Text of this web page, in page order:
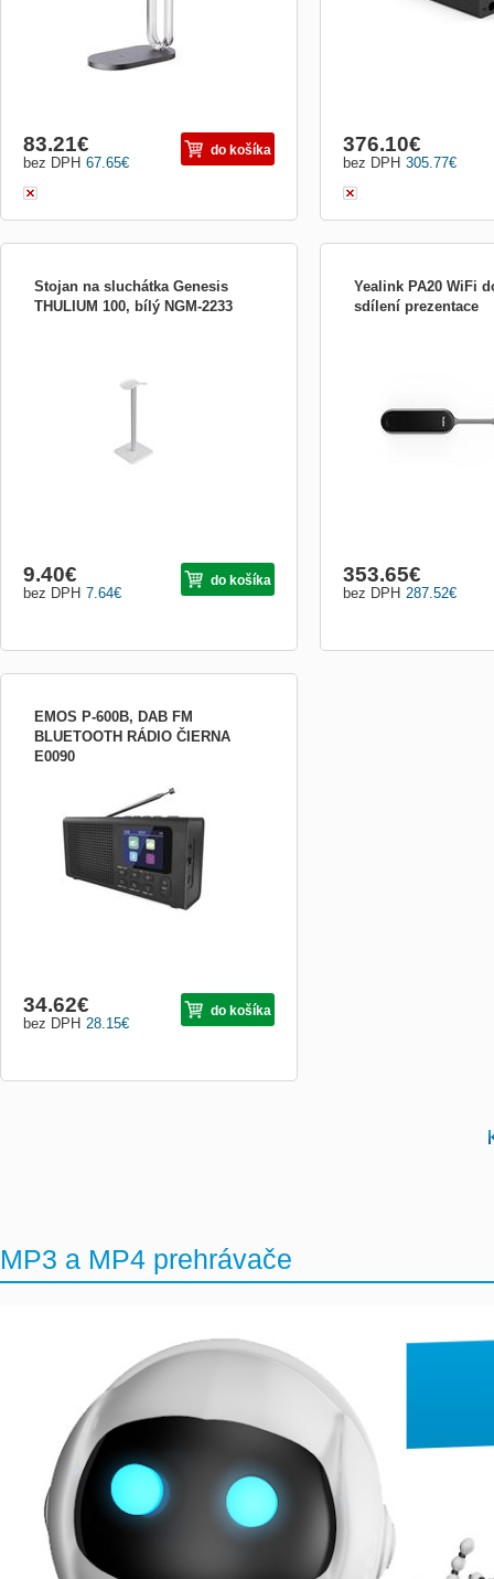
67.65€
bez DPH
83.21€ do košíka
305.77€
bez DPH
376.10€
Stojan na sluchátka Genesis
THULIUM 100, bílý NGM-2233
snadno začlenit do jakéhokoli stojanu.
7.64€
bez DPH
9.40€ do košíka
Yealink PA20 WiFi
sdílení prezentace
nastavení pomocí
pro schůzky a...
287.52€
bez DPH
353.65€
EMOS P-600B, DAB FM
BLUETOOTH RÁDIO ČIERNA
E0090
pripojenie napr. telefónu, tabletu áno doba
prevádzky na batériu podľa použitých
batérií integrovaný mikrofón nie rádio
DAB/DAB+/FM Ďalšie parametre anténa
teleskopická anténa farba čierna displej
farebný di
28.15€
bez DPH
34.62€ do košíka
MP3 a MP4 prehrávače